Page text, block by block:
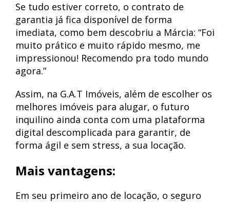
Se tudo estiver correto, o contrato de
garantia já fica disponível de forma
imediata, como bem descobriu a Márcia: “Foi
muito prático e muito rápido mesmo, me
impressionou! Recomendo pra todo mundo
agora.”
Assim, na G.A.T Imóveis, além de escolher os
melhores imóveis para alugar, o futuro
inquilino ainda conta com uma plataforma
digital descomplicada para garantir, de
forma ágil e sem stress, a sua locação.
Mais vantagens:
Em seu primeiro ano de locação, o seguro